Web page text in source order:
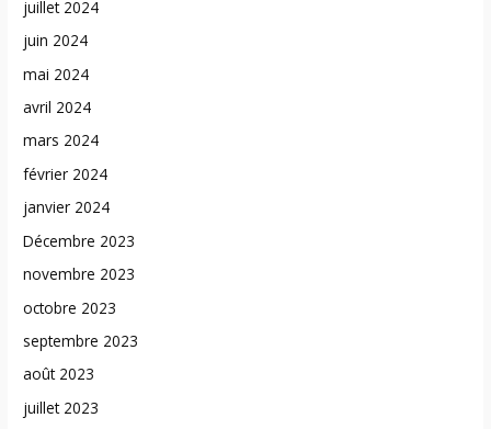
juillet 2024
juin 2024
mai 2024
avril 2024
mars 2024
février 2024
janvier 2024
Décembre 2023
novembre 2023
octobre 2023
septembre 2023
août 2023
juillet 2023